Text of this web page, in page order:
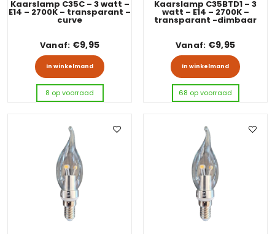
Kaarslamp C35C – 3 watt –
E14 – 2700K – transparant –
curve
Vanaf: €9,95
In winkelmand Dit product heeft meerdere variaties.
8 op voorraad
Kaarslamp C35BTD1 – 3
watt – E14 – 2700K –
transparant -dimbaar
Vanaf: €9,95
In winkelmand Dit
68 op voorraad